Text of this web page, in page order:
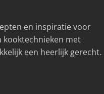
en inspiratie voor
kooktechnieken met
een heerlijk gerecht.